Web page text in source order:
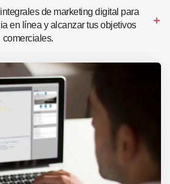
de marketing digital para
en línea y alcanzar tus objetivos
comerciales.